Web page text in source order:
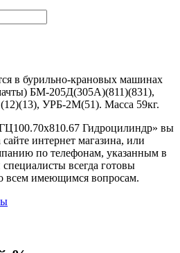
в бурильно-крановых машинах
БМ-205Д(305А)(811)(831),
УРБ-2М(51). Масса 59кг.
Гидроцилиндр» вы
интернет магазина, или
по телефонам, указанным в
всегда готовы
всем имеющимся вопросам.